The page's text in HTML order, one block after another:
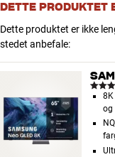
Finn Butikk
Kundeservice
Logg inn
DETTE PRODUKTET
Dette produktet er ikke
stedet anbefale:
og